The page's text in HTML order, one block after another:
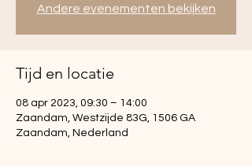
Andere evenementen bekijken
Tijd en locatie
08 apr 2023, 09:30 – 14:00
Zaandam, Westzijde 83G, 1506 GA
Zaandam, Nederland